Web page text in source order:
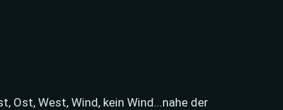
Ost, West, Wind, kein Wind...nahe der